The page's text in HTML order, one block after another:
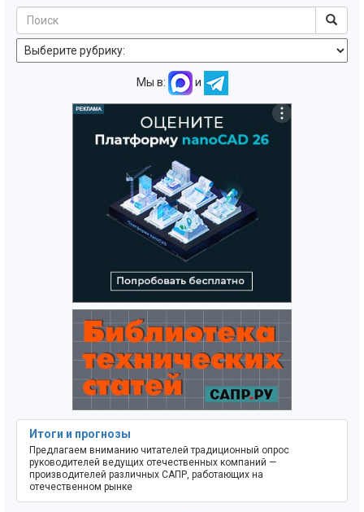
Мы в: и
Итоги и прогнозы
Предлагаем вниманию читателей традиционный опрос
руководителей ведущих отечественных компаний —
производителей различных САПР, работающих на
отечественном рынке